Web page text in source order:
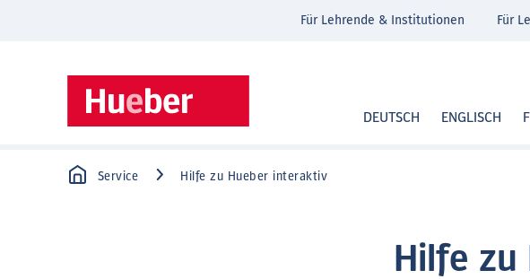
DEUTSCH ENGLISCH
Für Lehrende & Institutionen Für
Service Hilfe zu Hueber interaktiv
Hilfe